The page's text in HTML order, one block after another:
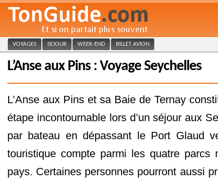
VOYAGES SEJOUR WEEK-END BILLET AVION
L’Anse aux Pins : Voyage Seychelles
L’Anse aux Pins et sa Baie de Ternay
étape incontournable lors d’un séjour aux
par bateau en dépassant le Port Glaud
touristique compte parmi les quatre parcs
pays. Certaines personnes pourront aussi